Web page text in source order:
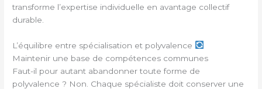
transforme l’expertise individuelle en avantage collectif
durable.
L’équilibre entre spécialisation et polyvalence
Maintenir une base de compétences communes
Faut-il pour autant abandonner toute forme de
polyvalence ? Non. Chaque spécialiste doit conserver une